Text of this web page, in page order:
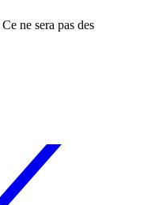
ne sera pas des